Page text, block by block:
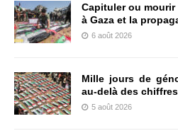
Capituler ou
à Gaza et la
6 août 2026
Mille jours de
au-delà des chiffres
5 août 2026